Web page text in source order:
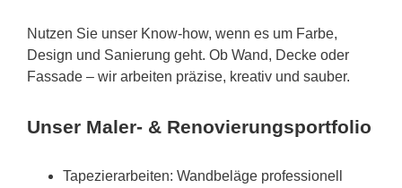
Nutzen Sie unser Know-how, wenn es um Farbe,
Design und Sanierung geht. Ob Wand, Decke oder
Fassade – wir arbeiten präzise, kreativ und sauber.
Unser Maler- & Renovierungsportfolio
Tapezierarbeiten: Wandbeläge professionell